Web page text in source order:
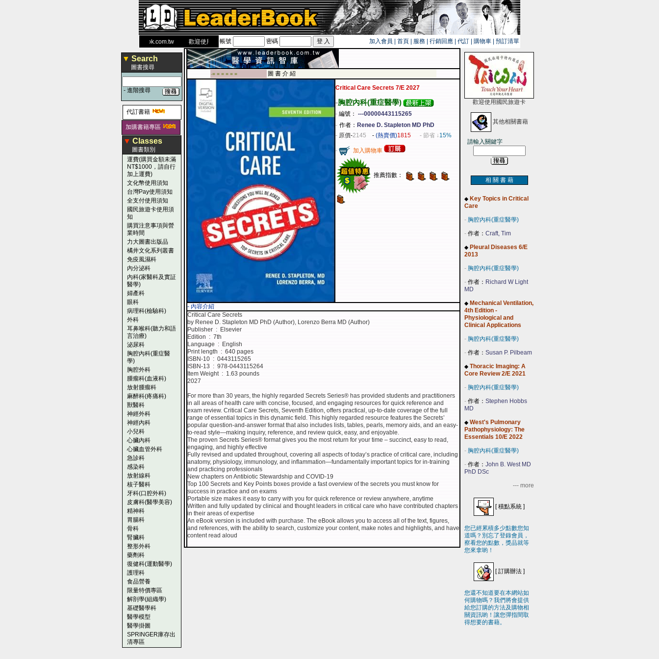
www.leaderbook.com.tw歡迎使用 國民旅遊卡！！
帳號 密碼 加入會員 首頁 服務 行銷回應 代訂 購物車 預訂清單
▼ Search
圖書搜尋
- 進階搜尋
代訂書籍
加購書籍專區
▼ Classes
圖書類別
運費(購買金額未滿
NT$1000，請自行
加上運費)
文化幣使用須知
台灣Pay使用須知
全支付使用須知
國民旅遊卡使用須
知
購買注意事項與營
業時間
力大圖書出版品
橘井文化系列叢書
免疫風濕科
內分泌科
內科(家醫科及實証
醫學)
婦產科
眼科
病理科(檢驗科)
外科
耳鼻喉科(聽力和語
言治療)
泌尿科
胸腔內科(重症醫
學)
胸腔外科
腫瘤科(血液科)
放射腫瘤科
麻醉科(疼痛科)
獸醫科
神經外科
神經內科
小兒科
心臟內科
心臟血管外科
急診科
感染科
放射線科
核子醫科
牙科(口腔外科)
皮膚科(醫學美容)
精神科
胃腸科
骨科
腎臟科
整形外科
藥劑科
復健科(運動醫學)
護理科
食品營養
限量特價專區
解剖學(組織學)
基礎醫學科
醫學模型
醫學掛圖
SPRINGER庫存出
清專區
-■ ■ ■ ■ ■ ■ 圖 書 介 紹
Critical Care Secrets 7/E 2027
-胸腔內科(重症醫學)
- 編號： ---00000443115265
- 作者： Renee D. Stapleton MD PhD
- 原價-2145 - (熱賣價)1815 - 節省 ↓15%
- 加入購物車
推薦指數：
- 內容介紹
Critical Care Secrets
by Renee D. Stapleton MD PhD (Author), Lorenzo Berra MD (Author)
Publisher ‏ : ‎ Elsevier
Edition ‏ : ‎ 7th
Language ‏ : ‎ English
Print length ‏ : ‎ 640 pages
ISBN-10 ‏ : ‎ 0443115265
ISBN-13 ‏ : ‎ 978-0443115264
Item Weight ‏ : ‎ 1.63 pounds
2027
For more than 30 years, the highly regarded Secrets Series® has provided students and practitioners
in all areas of health care with concise, focused, and engaging resources for quick reference and
exam review. Critical Care Secrets, Seventh Edition, offers practical, up-to-date coverage of the full
range of essential topics in this dynamic field. This highly regarded resource features the Secrets’
popular question-and-answer format that also includes lists, tables, pearls, memory aids, and an easy-
to-read style―making inquiry, reference, and review quick, easy, and enjoyable.
The proven Secrets Series® format gives you the most return for your time – succinct, easy to read,
engaging, and highly effective
Fully revised and updated throughout, covering all aspects of today’s practice of critical care, including
anatomy, physiology, immunology, and inflammation―fundamentally important topics for in-training
and practicing professionals
New chapters on Antibiotic Stewardship and COVID-19
Top 100 Secrets and Key Points boxes provide a fast overview of the secrets you must know for
success in practice and on exams
Portable size makes it easy to carry with you for quick reference or review anywhere, anytime
Written and fully updated by clinical and thought leaders in critical care who have contributed chapters
in their areas of expertise
An eBook version is included with purchase. The eBook allows you to access all of the text, figures,
and references, with the ability to search, customize your content, make notes and highlights, and have
content read aloud
歡迎使用國民旅遊卡
其他相關書藉
請輸入關鍵字
相 關 書 藉
◆ Key Topics in Critical
Care
- 胸腔內科(重症醫學)
- 作者： Craft, Tim
◆ Pleural Diseases 6/E
2013
- 胸腔內科(重症醫學)
- 作者： Richard W Light
MD
◆ Mechanical Ventilation,
4th Edition -
Physiological and
Clinical Applications
- 胸腔內科(重症醫學)
- 作者： Susan P. Pilbeam
◆ Thoracic Imaging: A
Core Review 2/E 2021
- 胸腔內科(重症醫學)
- 作者： Stephen Hobbs
MD
◆ West's Pulmonary
Pathophysiology: The
Essentials 10/E 2022
- 胸腔內科(重症醫學)
- 作者： John B. West MD
PhD DSc
--- more
[積點系統 ]
您已經累積多少點數您知
道嗎？別忘了登錄會員，
察看您的點數，獎品就等
您來拿喲！
[訂購辦法 ]
您還不知道要在本網站如
何購物嗎？我們將會提供
給您訂購的方法及購物相
關資訊喲！讓您彈指間取
得想要的書藉。